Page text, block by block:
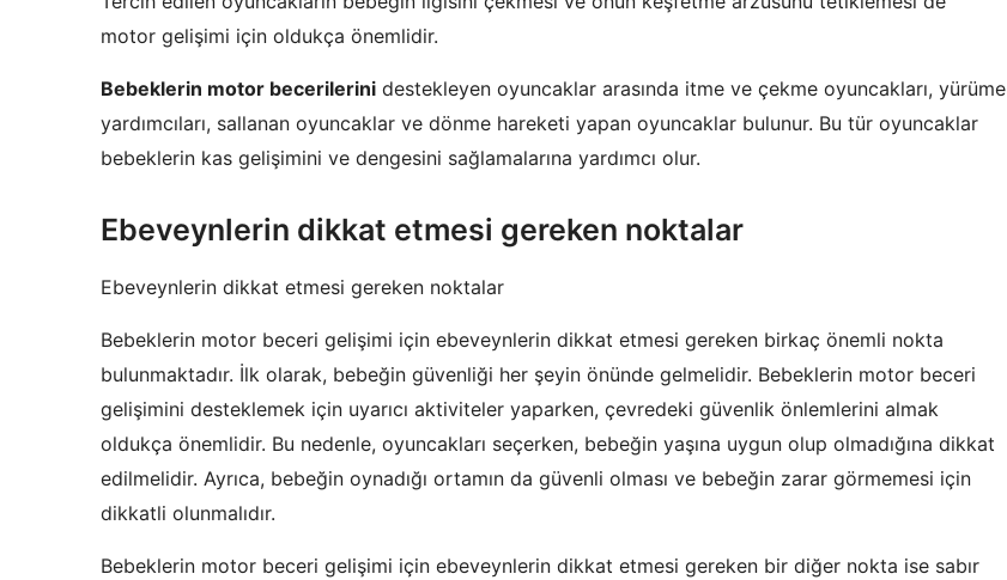
motor gelişimi için oldukça önemlidir.
Bebeklerin motor becerilerini destekleyen oyuncaklar arasında itme ve çekme oyuncakları, yürüme
yardımcıları, sallanan oyuncaklar ve dönme hareketi yapan oyuncaklar bulunur. Bu tür oyuncaklar
bebeklerin kas gelişimini ve dengesini sağlamalarına yardımcı olur.
Ebeveynlerin dikkat etmesi gereken noktalar
Ebeveynlerin dikkat etmesi gereken noktalar
Bebeklerin motor beceri gelişimi için ebeveynlerin dikkat etmesi gereken birkaç önemli nokta
bulunmaktadır. İlk olarak, bebeğin güvenliği her şeyin önünde gelmelidir. Bebeklerin motor beceri
gelişimini desteklemek için uyarıcı aktiviteler yaparken, çevredeki güvenlik önlemlerini almak
oldukça önemlidir. Bu nedenle, oyuncakları seçerken, bebeğin yaşına uygun olup olmadığına dikkat
edilmelidir. Ayrıca, bebeğin oynadığı ortamın da güvenli olması ve bebeğin zarar görmemesi için
dikkatli olunmalıdır.
Bebeklerin motor beceri gelişimi için ebeveynlerin dikkat etmesi gereken bir diğer nokta ise sabır